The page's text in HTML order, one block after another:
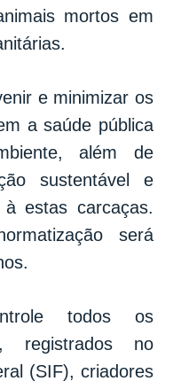
mortos em
e minimizar os
a saúde pública
além de
sustentável e
estas carcaças.
será
todos os
registrados no
(SIF), criadores